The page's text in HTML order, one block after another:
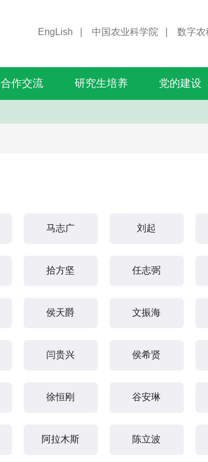
EngLish 中国农业科学院 数字农
合作交流 研究生培养 党的建设
马志广 刘起
拾方坚 任志弼
侯天爵 文振海
闫贵兴 侯希贤
徐恒刚 谷安琳
阿拉木斯 陈立波